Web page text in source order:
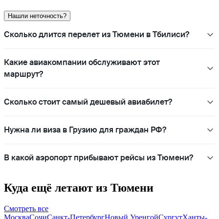
Нашли неточность?
Сколько длится перелет из Тюмени в Тбилиси?
Какие авиакомпании обслуживают этот
маршрут?
Сколько стоит самый дешевый авиабилет?
Нужна ли виза в Грузию для граждан РФ?
В какой аэропорт прибывают рейсы из Тюмени?
Куда ещё летают из Тюмени
Смотреть все
МоскваСочиСанкт-ПетербургНовый УренгойСургутХанты-